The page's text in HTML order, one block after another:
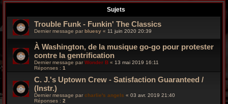
Sujets
Trouble Funk - Funkin' The Classics
Dernier message par bluesy « 11 juin 2020 20:39
À Washington, de la musique go-go pour protester
contre la gentrification
Dernier message par Wonder B « 13 mai 2019 16:11
Réponses : 1
C. J.'s Uptown Crew - Satisfaction Guaranteed /
(Instr.)
Dernier message par charlie's angels « 03 avr. 2019 21:40
Réponses : 2